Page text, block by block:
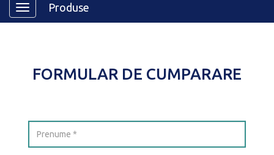
Toggle
navigation
Produse
FORMULAR DE CUMPARARE